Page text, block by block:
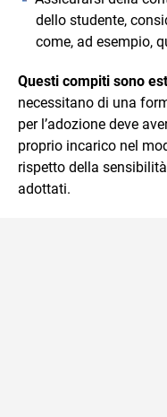
dello studente,
come, ad esempio,
Questi compiti sono
necessitano di una
per l’adozione deve
proprio incarico nel
rispetto della
adottati.